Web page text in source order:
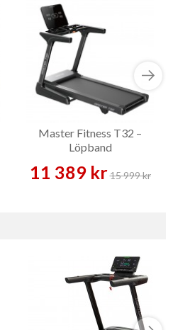
Master Fitness T32 –
Löpband
11 389 kr15 999 kr